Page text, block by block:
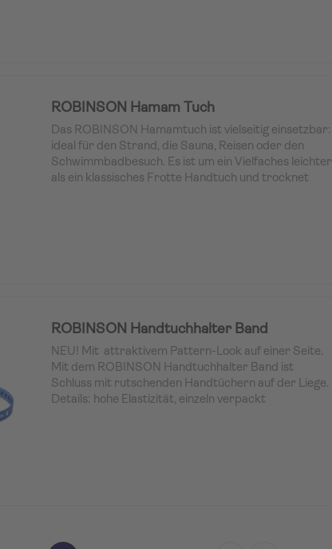
ROBINSON Hamam Tuch
Das ROBINSON Hamamtuch ist vielseitig einsetzbar:
ideal für den Strand, die Sauna, Reisen oder den
Schwimmbadbesuch. Es ist um ein Vielfaches leichter
als ein klassisches Frotte Handtuch und trocknet
ROBINSON Handtuchhalter Band
NEU! Mit attraktivem Pattern-Look auf einer Seite.
Mit dem ROBINSON Handtuchhalter Band ist
Schluss mit rutschenden Handtüchern auf der Liege.
Details: hohe Elastizität, einzeln verpackt